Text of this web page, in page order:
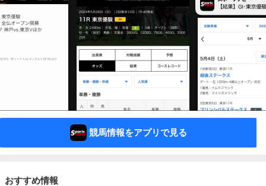
競馬情報をアプリで見る
おすすめ情報